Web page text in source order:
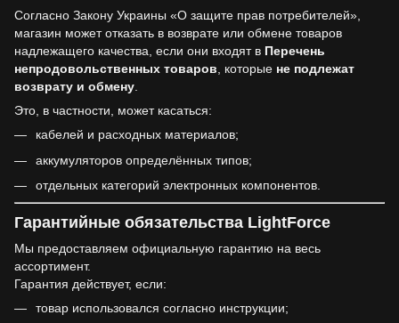
Согласно Закону Украины «О защите прав потребителей»,
магазин может отказать в возврате или обмене товаров
надлежащего качества, если они входят в Перечень
непродовольственных товаров, которые не подлежат
возврату и обмену.
Это, в частности, может касаться:
кабелей и расходных материалов;
аккумуляторов определённых типов;
отдельных категорий электронных компонентов.
Гарантийные обязательства LightForce
Мы предоставляем официальную гарантию на весь
ассортимент.
Гарантия действует, если:
товар использовался согласно инструкции;